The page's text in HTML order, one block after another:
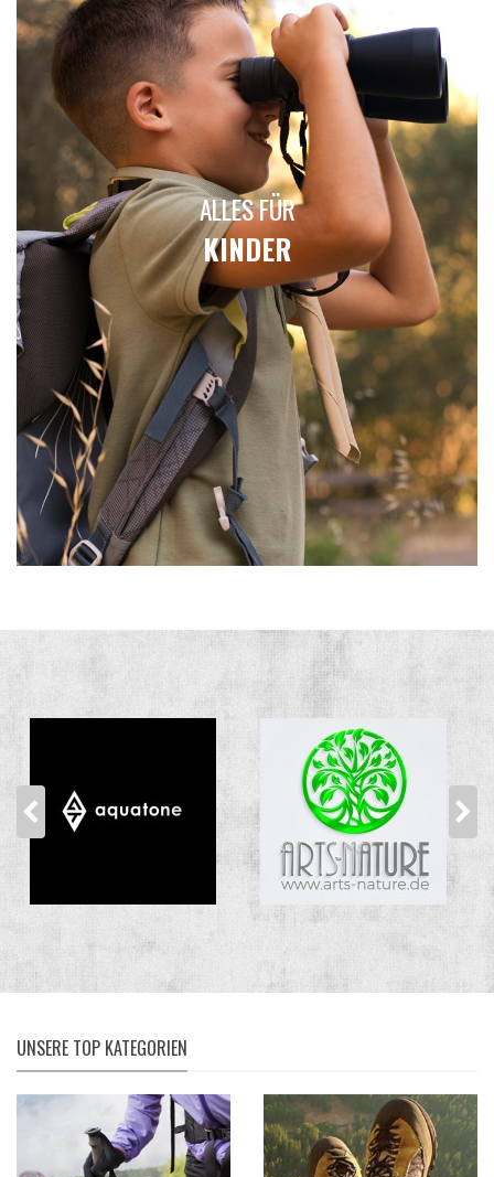
ALLES FÜR
KINDER
UNSERE TOP KATEGORIEN